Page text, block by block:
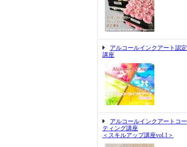
アルコールインクアート認定
講座
アルコールインクアートコー
ティング講座
＜スキルアップ講座vol.1＞